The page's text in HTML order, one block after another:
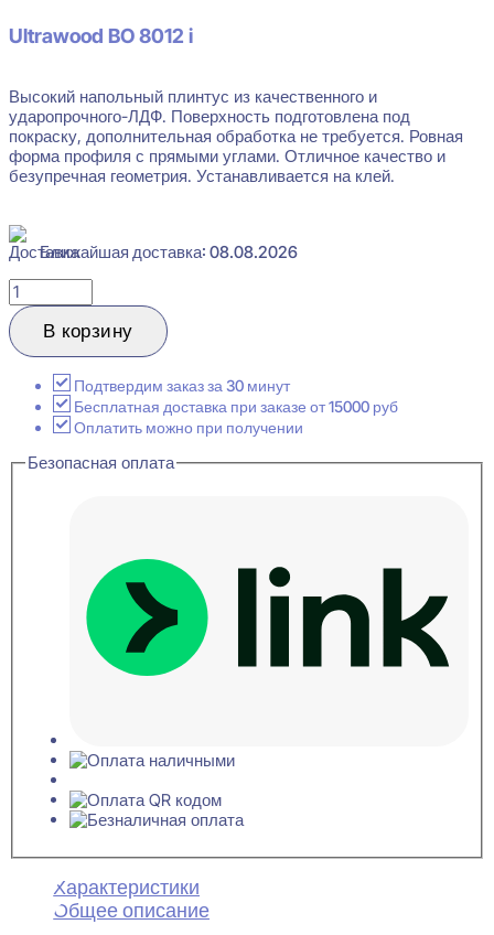
Ultrawood BO 8012 i
Высокий напольный плинтус из качественного и
ударопрочного-ЛДФ. Поверхность подготовлена под
покраску, дополнительная обработка не требуется. Ровная
форма профиля с прямыми углами. Отличное качество и
безупречная геометрия. Устанавливается на клей.
Ближайшая доставка: 08.08.2026
Количество
товара
Ultrawood
BO
Плинтус
напольный
В корзину
Подтвердим заказ за 30 минут
Бесплатная доставка при заказе от 15000 руб
Оплатить можно при получении
Безопасная оплата
Характеристики
Общее описание